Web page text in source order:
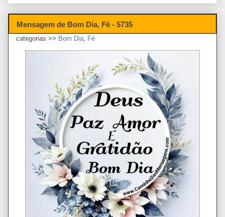
Mensagem de Bom Dia, Fé - 5735
categorias >> Bom Dia, Fé